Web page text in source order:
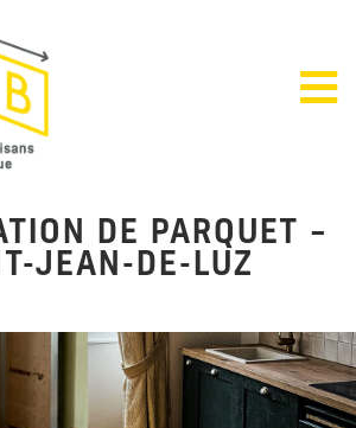
DE PARQUET –
JEAN-DE-LUZ